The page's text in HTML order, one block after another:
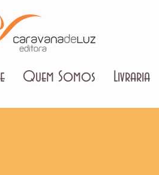
Quem Somos Livraria